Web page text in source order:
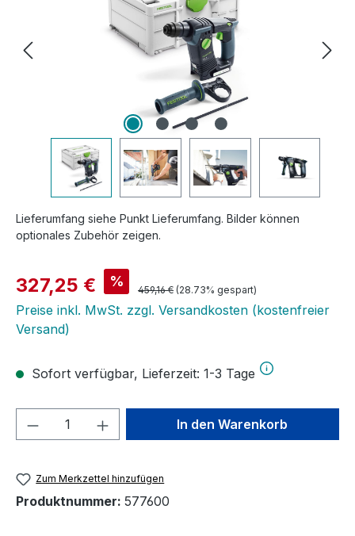
Lieferumfang siehe Punkt Lieferumfang. Bilder können
optionales Zubehör zeigen.
Verkaufspreis:
327,25 € % Regulärer Preis:
459,16 € (28.73% gespart)
Preise inkl. MwSt. zzgl. Versandkosten (kostenfreier
Versand)
Sofort verfügbar, Lieferzeit: 1-3 Tage
Produkt Anzahl: Gib denIn den Warenkorb
Zum Merkzettel hinzufügen
Produktnummer: 577600